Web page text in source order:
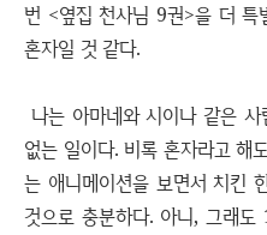
번 <옆집 천사님 9권>을 더
혼자일 것 같다.
나는 아마네와 시이나 같은
없는 일이다. 비록 혼자라고 해
는 애니메이션을 보면서 치킨
것으로 충분하다. 아니, 그래